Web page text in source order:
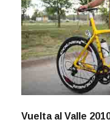
Vuelta al Valle